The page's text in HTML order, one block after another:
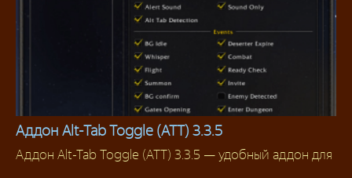
Аддоны 3.3.5
Аддон Alt-Tab Toggle (ATT) 3.3.5
Аддон Alt-Tab Toggle (ATT) 3.3.5 — удобный аддон для